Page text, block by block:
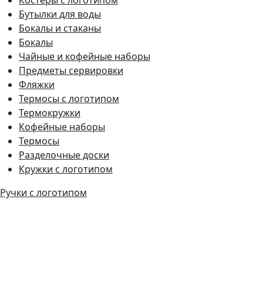
Бутылки для воды
Бокалы и стаканы
Бокалы
Чайные и кофейные наборы
Предметы сервировки
Фляжки
Термосы с логотипом
Термокружки
Кофейные наборы
Термосы
Разделочные доски
Кружки с логотипом
Ручки с логотипом